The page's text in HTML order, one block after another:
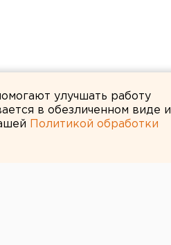
улучшать работу
в обезличенном виде и
Политикой обработки